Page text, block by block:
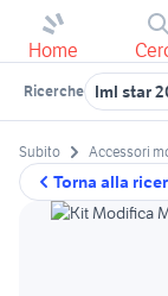
Home
Ricerche lml star
Torna alla
Subito Accessori